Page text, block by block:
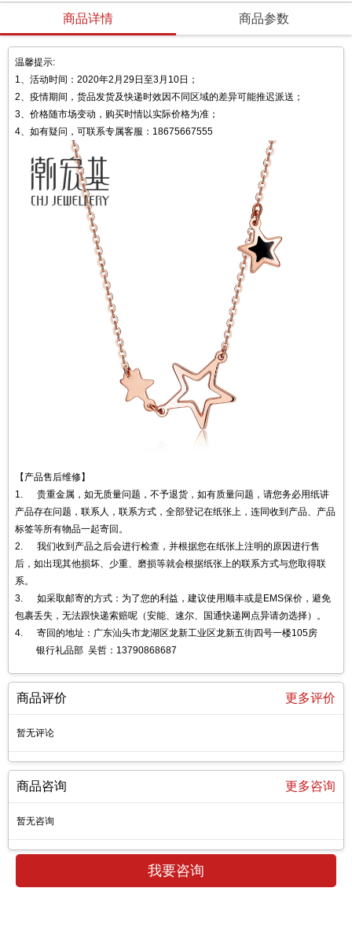
商品详情 商品参数
温馨提示:
1、活动时间：2020年2月29日至3月10日；
2、疫情期间，货品发货及快递时效因不同区域的差异可能推迟派送；
3、价格随市场变动，购买时情以实际价格为准；
4、如有疑问，可联系专属客服：18675667555
【产品售后维修】
1. 贵重金属，如无质量问题，不予退货，如有质量问题，请您务必用纸讲
产品存在问题，联系人，联系方式，全部登记在纸张上，连同收到产品、产品
标签等所有物品一起寄回。
2. 我们收到产品之后会进行检查，并根据您在纸张上注明的原因进行售
后，如出现其他损坏、少重、磨损等就会根据纸张上的联系方式与您取得联
系。
3. 如采取邮寄的方式：为了您的利益，建议使用顺丰或是EMS保价，避免
包裹丢失，无法跟快递索赔呢（安能、速尔、国通快递网点异请勿选择）。
4. 寄回的地址：广东汕头市龙湖区龙新工业区龙新五街四号一楼105房
银行礼品部 吴哲：13790868687
商品评价 更多评价
暂无评论
商品咨询 更多咨询
暂无咨询